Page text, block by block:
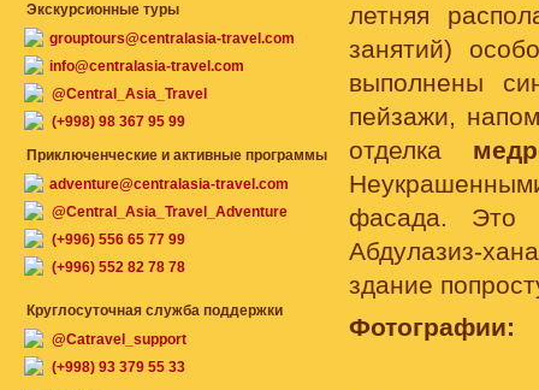
летняя
занятий)
выполнены
пейзажи,
отделка
фасада. Это
Абдулазиз-
здание
Фотографии:
Экскурсионные туры
grouptours@centralasia-travel.com
info@centralasia-travel.com
@Central_Asia_Travel
(+998) 98 367 95 99
Приключенческие и активные программы
adventure@centralasia-travel.com
@Central_Asia_Travel_Adventure
(+996) 556 65 77 99
(+996) 552 82 78 78
Круглосуточная служба поддержки
@Catravel_support
(+998) 93 379 55 33